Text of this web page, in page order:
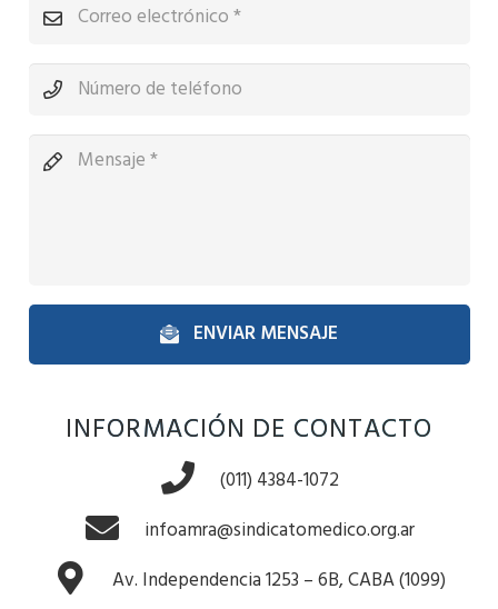
ENVIAR MENSAJE
INFORMACIÓN DE CONTACTO
(011) 4384-1072
infoamra@sindicatomedico.org.ar
Av. Independencia 1253 – 6B, CABA (1099)